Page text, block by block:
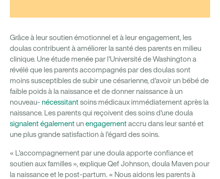
Grâce à leur soutien émotionnel et à leur engagement, les
doulas contribuent à améliorer la santé des parents en milieu
clinique. Une étude menée par l'Université de Washington a
révélé que les parents accompagnés par des doulas sont
moins susceptibles de subir une césarienne, d'avoir un bébé de
faible poids à la naissance et de donner naissance à un
nouveau- nécessitantsoins médicaux immédiatement après la
naissance. Les parents qui reçoivent des soins d'une doula
signalent également unengagementaccru dans leur santé et
une plus grande satisfaction à l'égard des soins.
« L'accompagnement par une doula apporte confiance et
soutien aux familles », explique Qef Johnson, doula Maven pour
la naissance et le post-partum. « Nous aidons les parents à